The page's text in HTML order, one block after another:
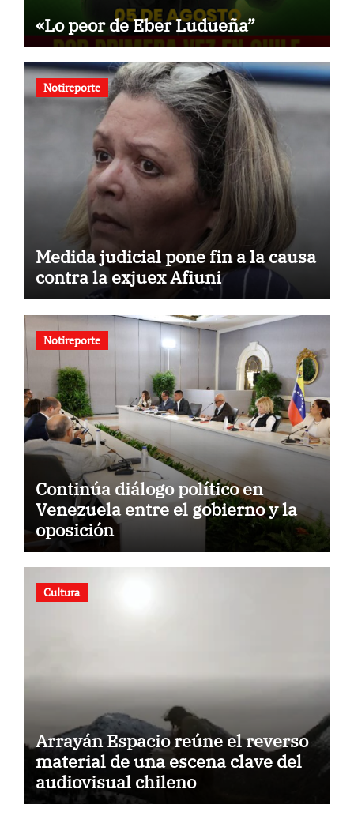
«Lo peor de Eber Ludueña”
Notireporte
Medida judicial pone fin a la causa
contra la exjuex Afiuni
Notireporte
Continúa diálogo político en
Venezuela entre el gobierno y la
oposición
Cultura
Arrayán Espacio reúne el reverso
material de una escena clave del
audiovisual chileno